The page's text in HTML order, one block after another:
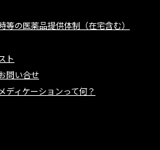
の医薬品提供体制（在宅含む）
ト
問い合せ
ディケーションって何？